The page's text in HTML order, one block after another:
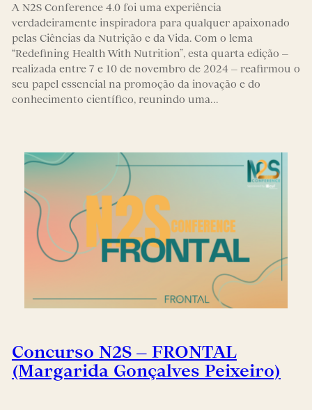
A N2S Conference 4.0 foi uma experiência
verdadeiramente inspiradora para qualquer apaixonado
pelas Ciências da Nutrição e da Vida. Com o lema
“Redefining Health With Nutrition”, esta quarta edição –
realizada entre 7 e 10 de novembro de 2024 – reafirmou o
seu papel essencial na promoção da inovação e do
conhecimento científico, reunindo uma…
Concurso N2S – FRONTAL
(Margarida Gonçalves Peixeiro)